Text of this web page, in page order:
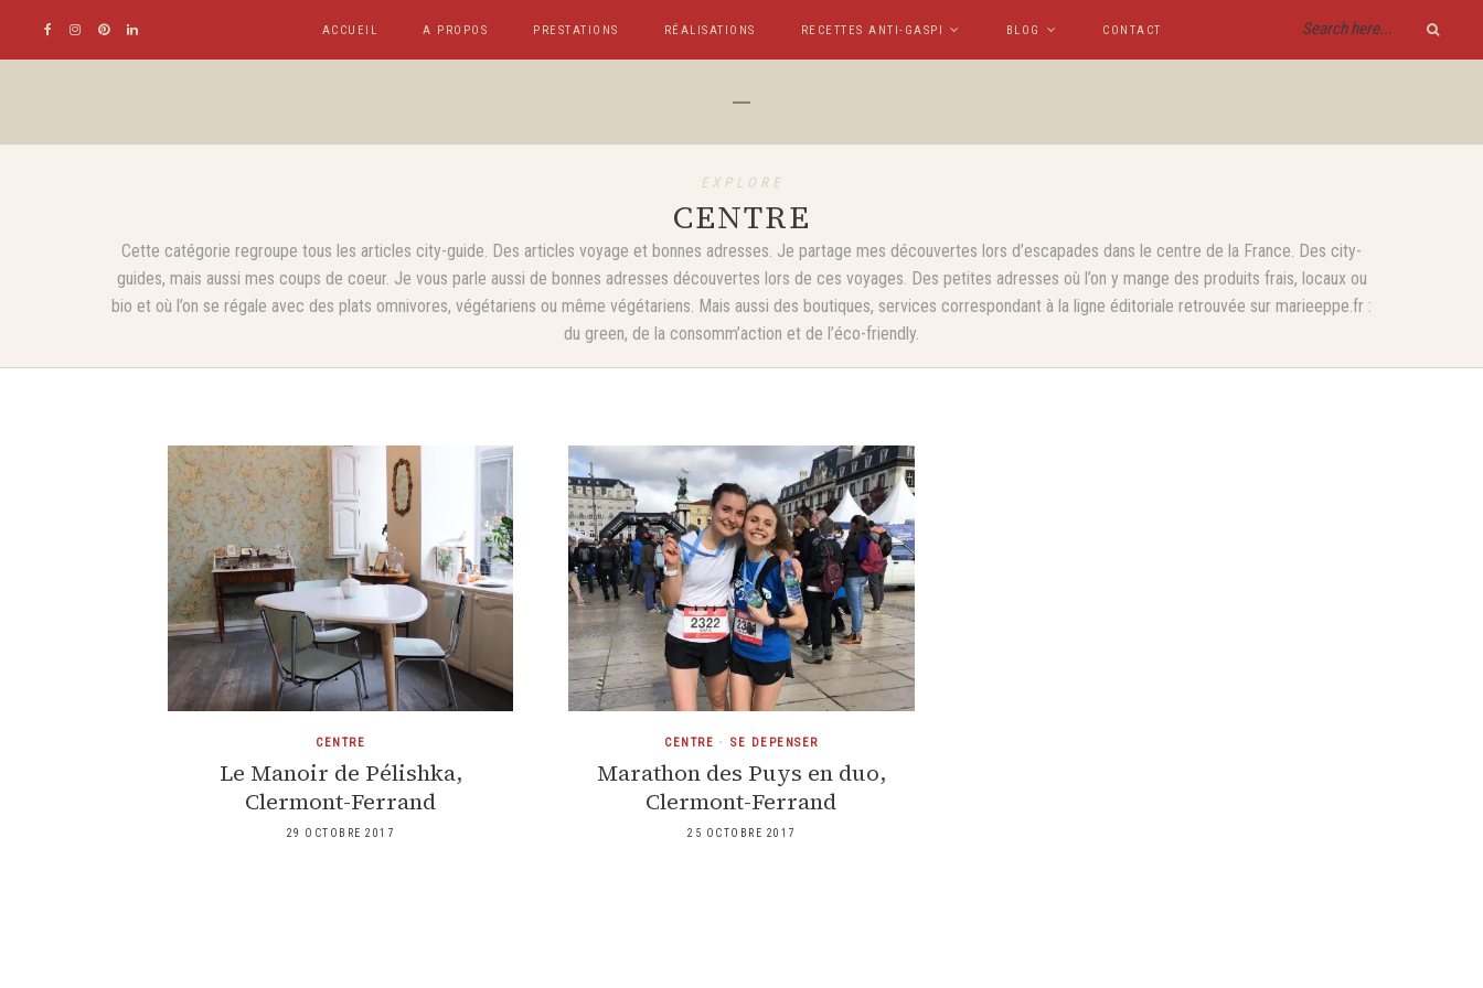
ACCUEIL A PROPOS PRESTATIONS RÉALISATIONS RECETTES ANTI-GASPI BLOG CONTACT
EXPLORE
CENTRE
Cette catégorie regroupe tous les articles city-guide. Des articles voyage et bonnes adresses. Je partage mes découvertes lors d’escapades dans le centre de la France. Des city-
guides, mais aussi mes coups de coeur. Je vous parle aussi de bonnes adresses découvertes lors de ces voyages. Des petites adresses où l’on y mange des produits frais, locaux ou
bio et où l’on se régale avec des plats omnivores, végétariens ou même végétariens. Mais aussi des boutiques, services correspondant à la ligne éditoriale retrouvée sur marieeppe.fr :
du green, de la consomm’action et de l’éco-friendly.
CENTRE
Le Manoir de Pélishka,
Clermont-Ferrand
29 OCTOBRE 2017
CENTRE • SE DEPENSER
Marathon des Puys en duo,
Clermont-Ferrand
25 OCTOBRE 2017